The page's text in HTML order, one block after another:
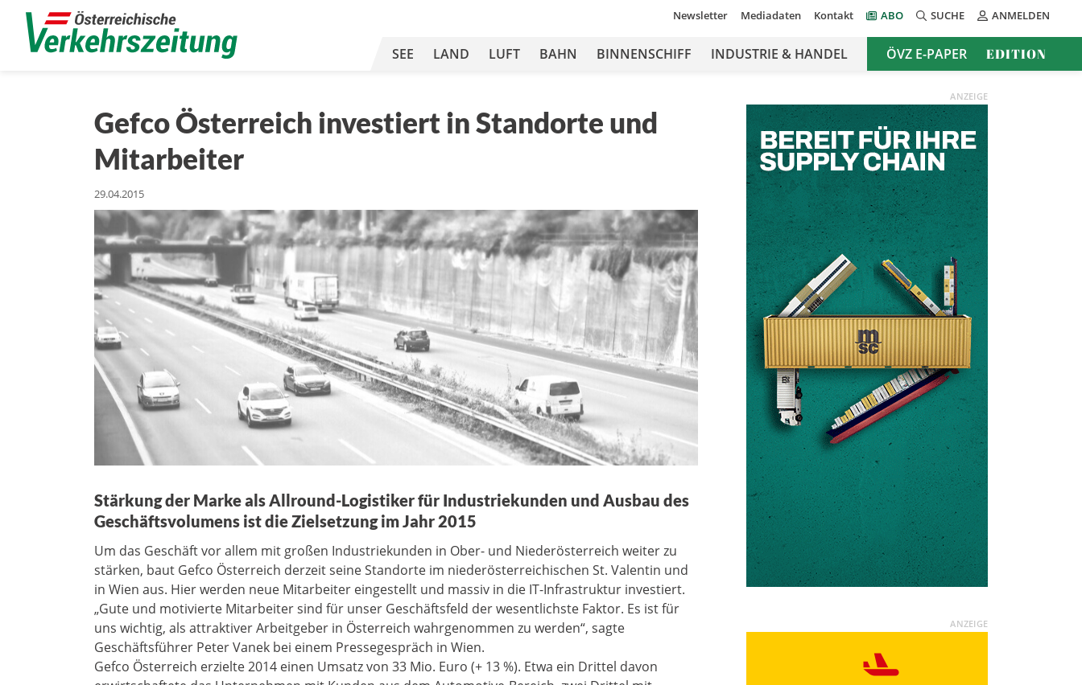
Newsletter Mediadaten Kontakt ABO SUCHE ANMELDEN
SEE LAND LUFT BAHN BINNENSCHIFF INDUSTRIE & HANDEL ÖVZ E-PAPER EDITION
Gefco Österreich investiert in Standorte und
Mitarbeiter
29.04.2015
Stärkung der Marke als Allround-Logistiker für Industriekunden und Ausbau des
Geschäftsvolumens ist die Zielsetzung im Jahr 2015
Um das Geschäft vor allem mit großen Industriekunden in Ober- und Niederösterreich weiter zu
stärken, baut Gefco Österreich derzeit seine Standorte im niederösterreichischen St. Valentin und
in Wien aus. Hier werden neue Mitarbeiter eingestellt und massiv in die IT-Infrastruktur investiert.
„Gute und motivierte Mitarbeiter sind für unser Geschäftsfeld der wesentlichste Faktor. Es ist für
uns wichtig, als attraktiver Arbeitgeber in Österreich wahrgenommen zu werden“, sagte
Geschäftsführer Peter Vanek bei einem Pressegespräch in Wien.
Gefco Österreich erzielte 2014 einen Umsatz von 33 Mio. Euro (+ 13 %). Etwa ein Drittel davon
ANZEIGE
ANZEIGE